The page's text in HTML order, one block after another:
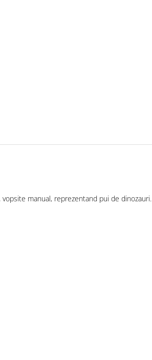
manual, reprezentand pui de dinozauri.